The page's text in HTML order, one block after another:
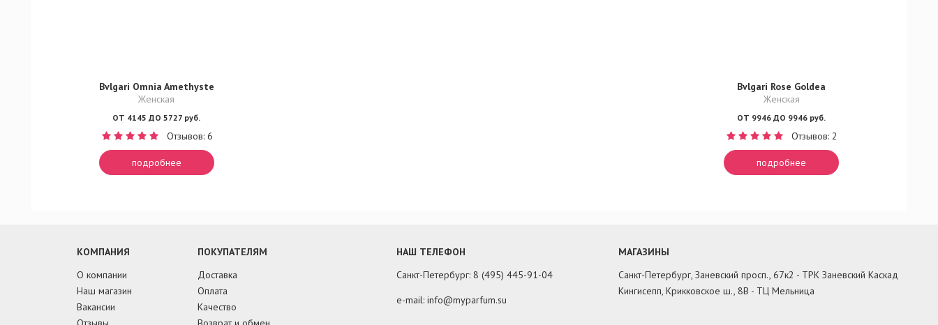
Bvlgari Omnia Amethyste
Женская
ОТ 4145 ДО 5727 руб.
Отзывов: 6
подробнее
Bvlgari Rose Goldea
Женская
ОТ 9946 ДО 9946 руб.
Отзывов: 2
подробнее
КОМПАНИЯ
О компании
Наш магазин
Вакансии
ПОКУПАТЕЛЯМ
Доставка
Оплата
Качество
НАШ ТЕЛЕФОН
Санкт-Петербург: 8 (495) 445-91-04
e-mail: info@myparfum.su
МАГАЗИНЫ
Санкт-Петербург, Заневский просп., 67к2 - ТРК Заневский Каскад
Кингисепп, Крикковское ш., 8В - ТЦ Мельница